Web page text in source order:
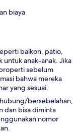
biaya
balkon, patio,
untuk anak-anak. Jika
sebelum
bahwa mereka
yang sesuai.
bersebelahan,
dan bisa diminta
nomor